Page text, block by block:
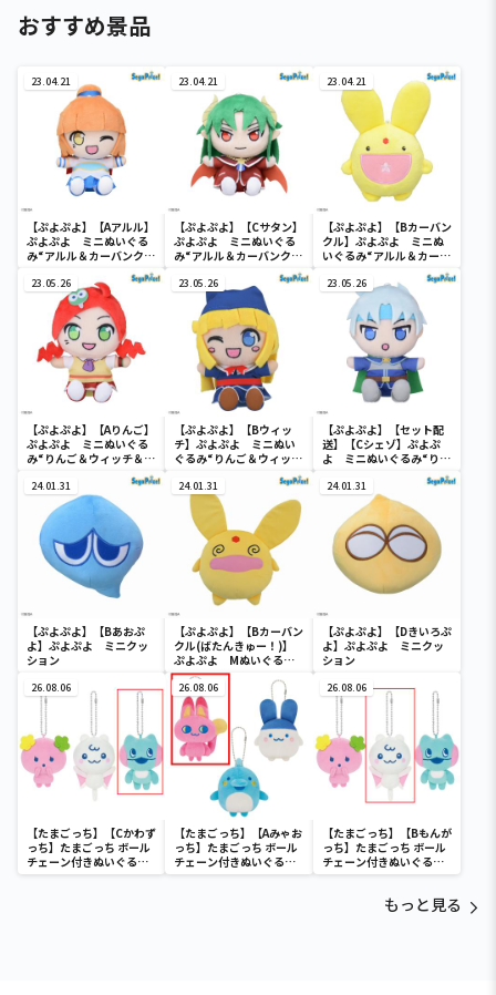
おすすめ景品
23.04.21
【ぷよぷよ】【Aアルル】
ぷよぷよ ミニぬいぐる
み“アルル＆カーバンクル
23.04.21
【ぷよぷよ】【Cサタン】
ぷよぷよ ミニぬいぐる
み“アルル＆カーバンクル
23.04.21
【ぷよぷよ】【Bカーバン
クル】ぷよぷよ ミニぬ
いぐるみ“アルル＆カーバ
ンクル＆サタン”（EX）
23.05.26
【ぷよぷよ】【Aりんご】
ぷよぷよ ミニぬいぐる
み“りんご＆ウィッチ＆シ
23.05.26
【ぷよぷよ】【Bウィッ
チ】ぷよぷよ ミニぬい
ぐるみ“りんご＆ウィッチ
23.05.26
【ぷよぷよ】【セット配
送】【Cシェゾ】ぷよぷ
よ ミニぬいぐるみ“りん
ゾ”（EX）
24.01.31
【ぷよぷよ】【Bあおぷ
よ】ぷよぷよ ミニクッ
ション
24.01.31
【ぷよぷよ】【Bカーバン
クル(ばたんきゅー！)】
ぷよぷよ Mぬいぐる
み“カーバンクル”
24.01.31
【ぷよぷよ】【Dきいろぷ
よ】ぷよぷよ ミニクッ
ション
26.08.06
【たまごっち】【Cかわず
っち】たまごっち ボール
チェーン付きぬいぐるみ
～Tamagotchi
26.08.06
【たまごっち】【Aみゃお
っち】たまごっち ボール
チェーン付きぬいぐるみ
～Tamagotchi
26.08.06
【たまごっち】【Bもんが
っち】たまごっち ボール
チェーン付きぬいぐるみ
～Tamagotchi
もっと見る